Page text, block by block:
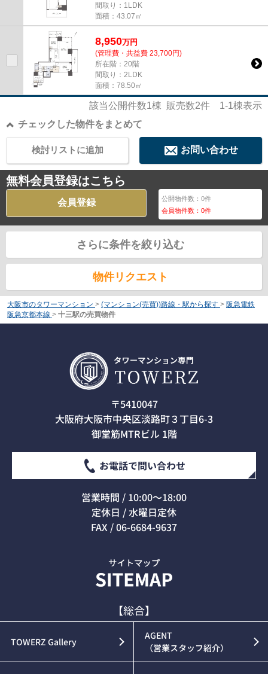
間取り：1LDK
面積：43.07㎡
8,950万円
(管理費・共益費 23,700円)
所在階：20階
間取り：2LDK
面積：78.50㎡
該当公開件数1棟 販売数2件 1-1棟表示
チェックした物件をまとめて
お問い合わせ
検討リストに追加
無料会員登録はこちら
会員登録 公開物件数：0件
会員物件数：0件
さらに条件を絞り込む
物件リクエスト
大阪市のタワーマンション > (マンション(売買))路線・駅から探す > 阪急電鉄
阪急京都本線 > 十三駅の売買物件
〒5410047
大阪府大阪市中央区淡路町３丁目6-3
御堂筋MTRビル 1階
お電話で問い合わせ
営業時間 / 10:00～18:00
定休日 / 水曜日定休
FAX / 06-6684-9637
【総合】
TOWERZ Gallery
AGENT
（営業スタッフ紹介）